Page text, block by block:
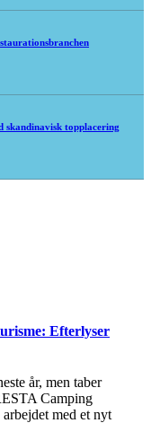
skandinavisk topplacering
Efterlyser
år, men taber
Camping
med et nyt